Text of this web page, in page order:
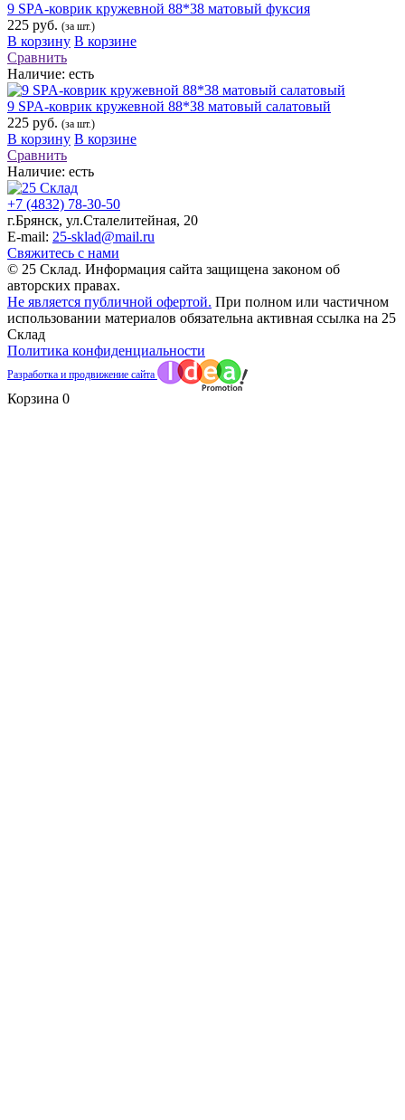
9 SPA-коврик кружевной 88*38 матовый фуксия
225 руб. (за шт.)
В корзину В корзине
Сравнить
Наличие: есть
9 SPA-коврик кружевной 88*38 матовый салатовый
225 руб. (за шт.)
В корзину В корзине
Сравнить
Наличие: есть
+7 (4832) 78-30-50
г.Брянск, ул.Сталелитейная, 20
E-mail: 25-sklad@mail.ru
Свяжитесь с нами
© 25 Склад. Информация сайта защищена законом об
авторских правах.
Не является публичной офертой. При полном или частичном
использовании материалов обязательна активная ссылка на 25
Склад
Политика конфиденциальности
Разработка и продвижение сайта
Корзина 0